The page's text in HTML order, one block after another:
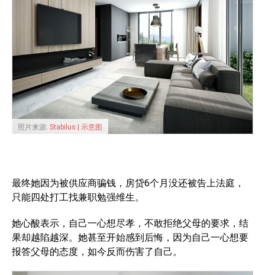
照片来源: Stabilus | 示意图
最终她因为被供应商骗钱，房贷6个月没还被告上法庭，
只能四处打工找兼职勉强维生。
她心酸表示，自己一心想尽孝，不敢拒绝父母的要求，结
果却越陷越深。她甚至开始感到后悔，因为自己一心想要
报答父母的态度，如今反而伤害了自己。